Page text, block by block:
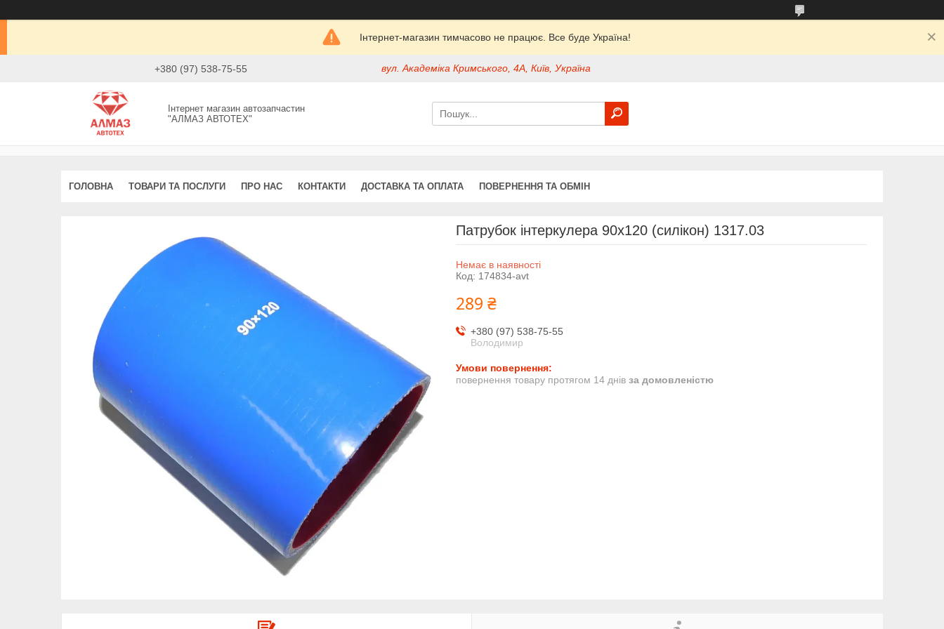
Інтернет-магазин тимчасово не працює. Все буде Україна!
+380 (97) 538-75-55 вул. Академіка Кримського, 4А, Київ, Україна
Інтернет магазин автозапчастин
"АЛМАЗ АВТОТЕХ"
ГОЛОВНА ТОВАРИ ТА ПОСЛУГИ ПРО НАС КОНТАКТИ ДОСТАВКА ТА ОПЛАТА ПОВЕРНЕННЯ ТА ОБМІН
Патрубок інтеркулера 90х120 (силікон) 1317.03
Немає в наявності
Код: 174834-avt
289 ₴
+380 (97) 538-75-55
Володимир
повернення товару протягом 14 днів за домовленістю